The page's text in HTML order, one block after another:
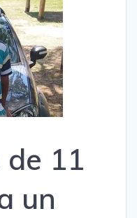
11
un